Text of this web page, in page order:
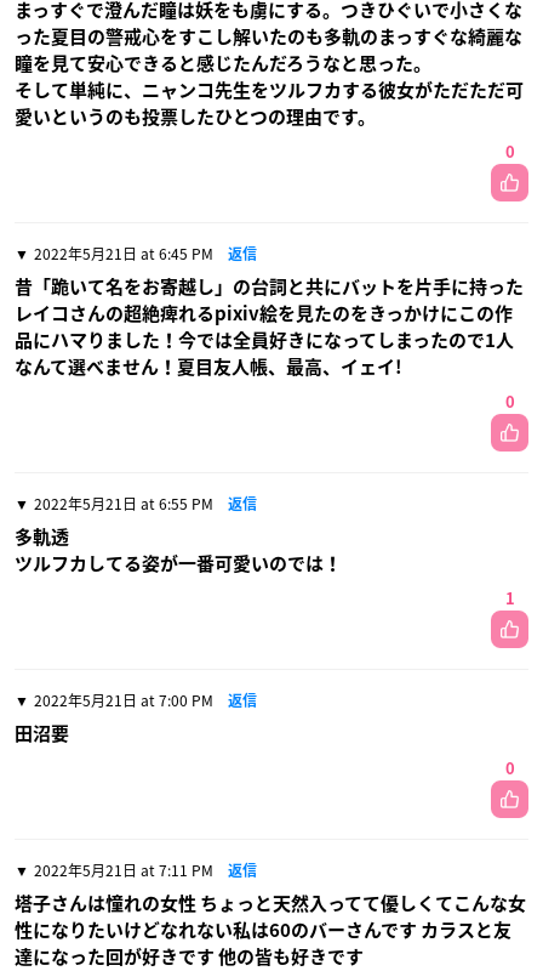
まっすぐで澄んだ瞳は妖をも虜にする。つきひぐいで小さくな
った夏目の警戒心をすこし解いたのも多軌のまっすぐな綺麗な
瞳を見て安心できると感じたんだろうなと思った。
そして単純に、ニャンコ先生をツルフカする彼女がただただ可
愛いというのも投票したひとつの理由です。
0
2022年5月21日 at 6:45 PM 返信
昔「跪いて名をお寄越し」の台詞と共にバットを片手に持った
レイコさんの超絶痺れるpixiv絵を見たのをきっかけにこの作
品にハマりました！今では全員好きになってしまったので1人
なんて選べません！夏目友人帳、最高、イェイ!
0
2022年5月21日 at 6:55 PM 返信
多軌透
ツルフカしてる姿が一番可愛いのでは！
1
2022年5月21日 at 7:00 PM 返信
田沼要
0
2022年5月21日 at 7:11 PM 返信
塔子さんは憧れの女性 ちょっと天然入ってて優しくてこんな女
性になりたいけどなれない私は60のバーさんです カラスと友
達になった回が好きです 他の皆も好きです